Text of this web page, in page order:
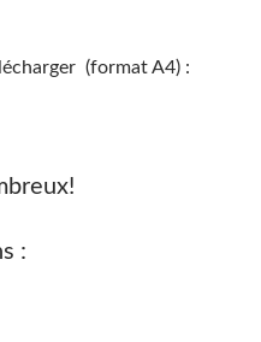
(format A4) :
: